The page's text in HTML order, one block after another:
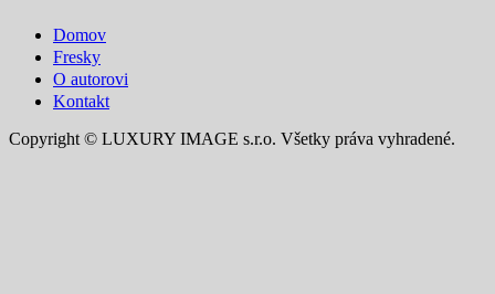
Domov
Fresky
O autorovi
Kontakt
Copyright © LUXURY IMAGE s.r.o. Všetky práva vyhradené.